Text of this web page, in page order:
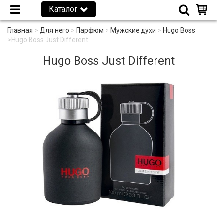
Каталог
Главная > Для него > Парфюм > Мужские духи > Hugo Boss
>Hugo Boss Just Different
Hugo Boss Just Different